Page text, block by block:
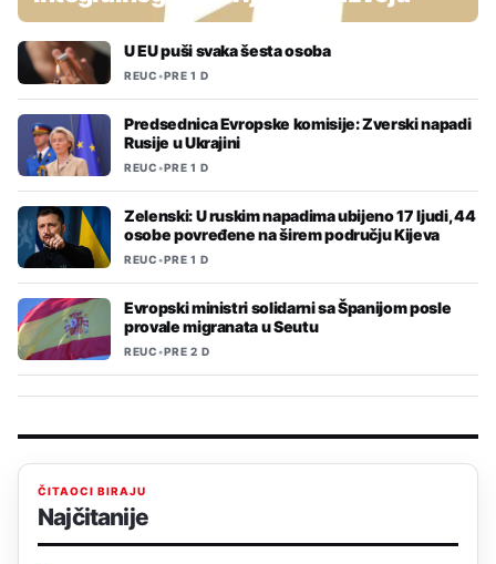
U EU puši svaka šesta osoba
REUC•PRE 1 D
Predsednica Evropske komisije: Zverski napadi
Rusije u Ukrajini
REUC•PRE 1 D
Zelenski: U ruskim napadima ubijeno 17 ljudi, 44
osobe povređene na širem području Kijeva
REUC•PRE 1 D
Evropski ministri solidarni sa Španijom posle
provale migranata u Seutu
REUC•PRE 2 D
ČITAOCI BIRAJU
Najčitanije